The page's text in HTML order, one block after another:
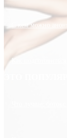
С кем можно
Как
ЭТО
Что лучше: